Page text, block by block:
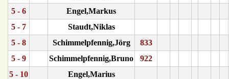
5 - 6
Engel,Markus
5 - 7
Staudt,Niklas
5 - 8
Schimmelpfennig,Jörg
833
5 - 9
Schimmelpfennig,Bruno
922
5 - 10
Engel,Marius